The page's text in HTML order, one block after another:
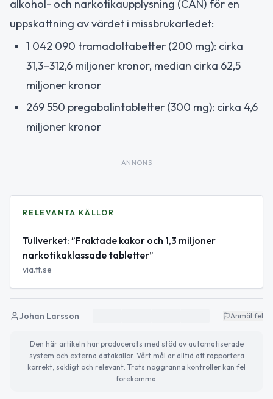
alkohol- och narkotikaupplysning (CAN) för en
uppskattning av värdet i missbrukarledet:
1 042 090 tramadoltabetter (200 mg): cirka
31,3–312,6 miljoner kronor, median cirka 62,5
miljoner kronor
269 550 pregabalintabletter (300 mg): cirka 4,6
miljoner kronor
ANNONS
RELEVANTA KÄLLOR
Tullverket: ”Fraktade kakor och 1,3 miljoner
narkotikaklassade tabletter”
via.tt.se
Johan Larsson Anmäl fel
Den här artikeln har producerats med stöd av automatiserade
system och externa datakällor. Vårt mål är alltid att rapportera
korrekt, sakligt och relevant. Trots noggranna kontroller kan fel
förekomma.